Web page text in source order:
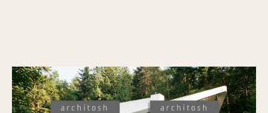
Veras wyróżniony nagrodami Architosh BEST
of SHOW w kategorii Wizualizacja oraz